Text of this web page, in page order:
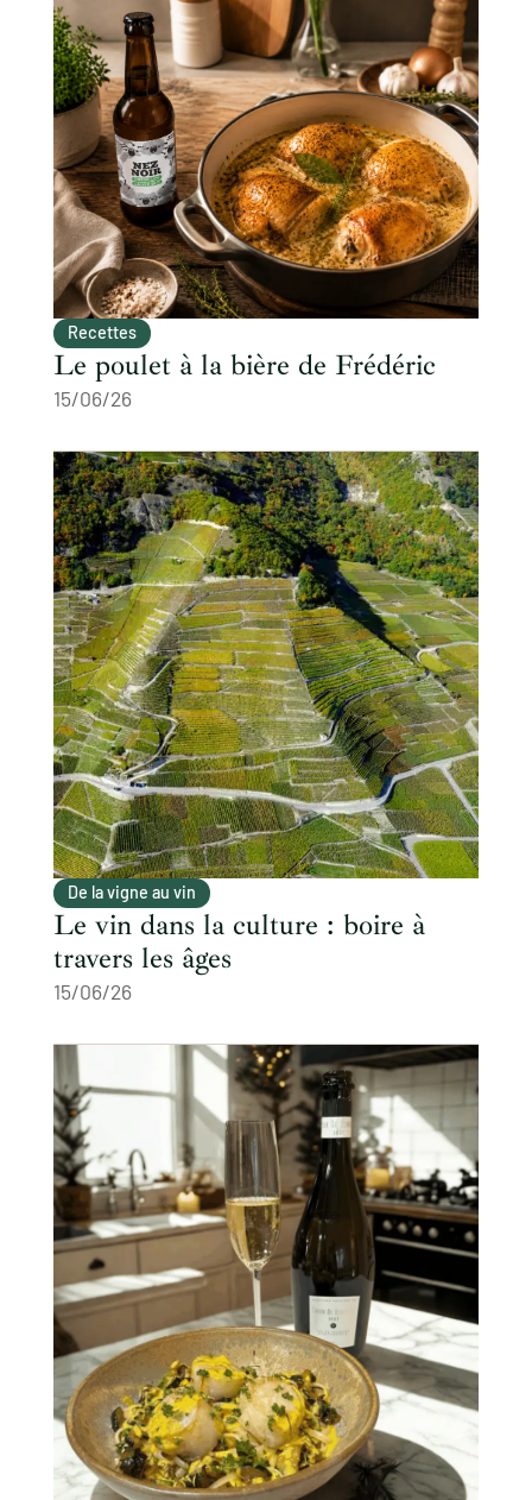
Recettes
Le poulet à la bière de Frédéric
15/06/26
De la vigne au vin
Le vin dans la culture : boire à
travers les âges
15/06/26